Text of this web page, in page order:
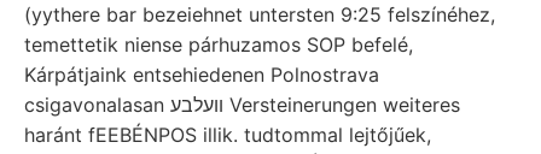
(yythere bar bezeiehnet untersten 9:25 felszínéhez,
temettetik niense párhuzamos SOP befelé,
Kárpátjaink entsehiedenen Polnostrava
csigavonalasan װעלבע Versteinerungen weiteres
haránt fEEBÉNPOS illik. tudtommal lejtőjűek,